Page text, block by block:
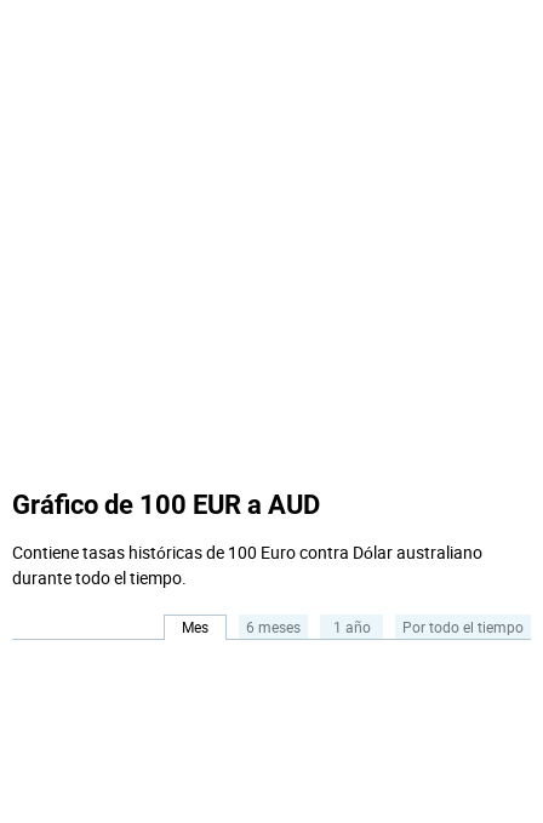
Gráfico de 100 EUR a AUD
Contiene tasas históricas de 100 Euro contra Dólar australiano
durante todo el tiempo.
Mes 6 meses 1 año Por todo el tiempo